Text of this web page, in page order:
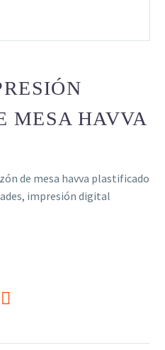
MESA HAVVA
de mesa havva plastificado
impresión digital